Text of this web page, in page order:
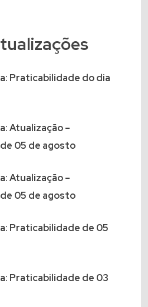
Praticabilidade do dia
Atualização –
05 de agosto
Atualização –
05 de agosto
Praticabilidade de 05
Praticabilidade de 03